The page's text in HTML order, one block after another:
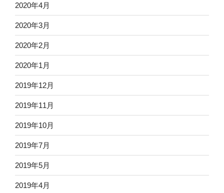
2020年4月
2020年3月
2020年2月
2020年1月
2019年12月
2019年11月
2019年10月
2019年7月
2019年5月
2019年4月